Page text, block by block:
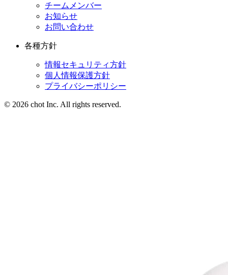
チームメンバー
お知らせ
お問い合わせ
各種方針
情報セキュリティ方針
個人情報保護方針
プライバシーポリシー
© 2026 chot Inc. All rights reserved.